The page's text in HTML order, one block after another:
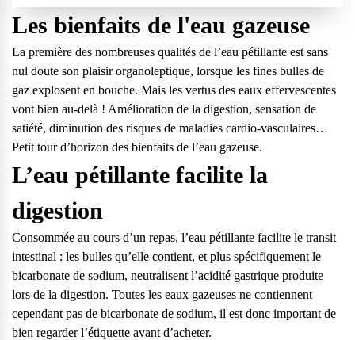
Les bienfaits de l'eau gazeuse
La première des nombreuses qualités de l’eau pétillante est sans
nul doute son plaisir organoleptique, lorsque les fines bulles de
gaz explosent en bouche. Mais les vertus des eaux effervescentes
vont bien au-delà ! Amélioration de la digestion, sensation de
satiété, diminution des risques de maladies cardio-vasculaires…
Petit tour d’horizon des bienfaits de l’eau gazeuse.
L’eau pétillante facilite la
digestion
Consommée au cours d’un repas, l’eau pétillante facilite le transit
intestinal : les bulles qu’elle contient, et plus spécifiquement le
bicarbonate de sodium, neutralisent l’acidité gastrique produite
lors de la digestion. Toutes les eaux gazeuses ne contiennent
cependant pas de bicarbonate de sodium, il est donc important de
bien regarder l’étiquette avant d’acheter.